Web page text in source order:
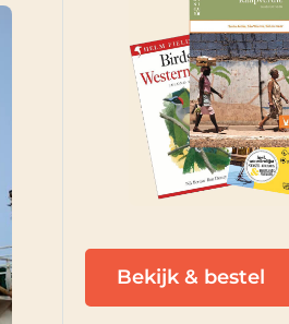
Bekijk & bestel